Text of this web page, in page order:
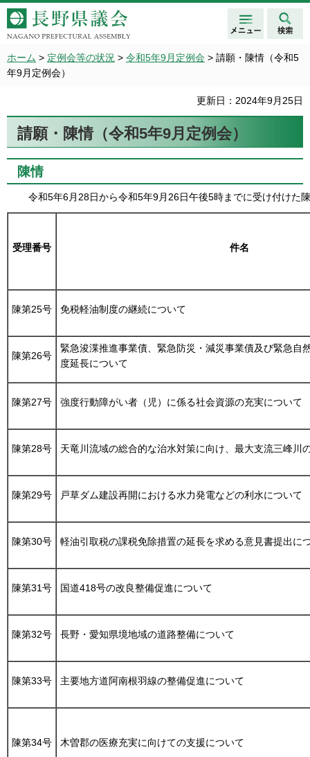
長野県議会 NAGANO
PREFECTURAL ASSEMBLY
メニュ
ー
検索
ホーム > 定例会等の状況 > 令和5年9月定例会 > 請願・陳情（令和5
年9月定例会）
更新日：2024年9月25日
請願・陳情（令和5年9月定例会）
陳情
令和5年6月28日から令和5年9月26日午後5時までに受け付けた
受理番号 件名
陳第25号 免税軽油制度の継続について
陳第26号
緊急浚渫推進事業債、緊急防災・減災事業債及び緊急自
度延長について
陳第27号 強度行動障がい者（児）に係る社会資源の充実について
陳第28号 天竜川流域の総合的な治水対策に向け、最大支流三峰川
陳第29号 戸草ダム建設再開における水力発電などの利水について
陳第30号 軽油引取税の課税免除措置の延長を求める意見書提出に
陳第31号 国道418号の改良整備促進について
陳第32号 長野・愛知県境地域の道路整備について
陳第33号 主要地方道阿南根羽線の整備促進について
陳第34号 木曽郡の医療充実に向けての支援について